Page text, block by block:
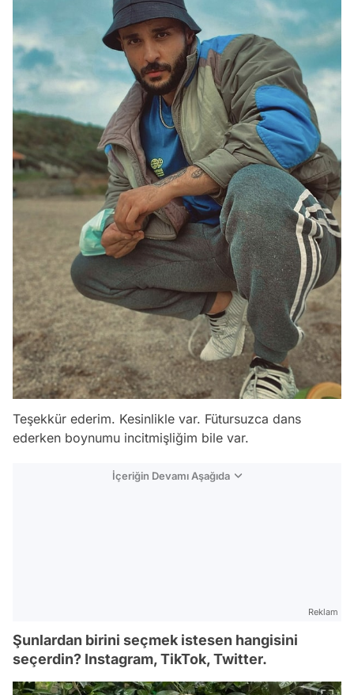
Teşekkür ederim. Kesinlikle var. Fütursuzca dans
ederken boynumu incitmişliğim bile var.
İçeriğin Devamı Aşağıda
Reklam
Şunlardan birini seçmek istesen hangisini
seçerdin? Instagram, TikTok, Twitter.